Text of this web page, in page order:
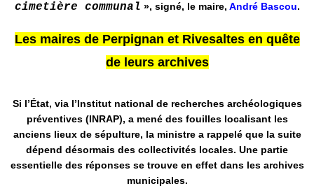
cimetière communal », signé, le maire, André Bascou.
Les maires de Perpignan et Rivesaltes en quête
de leurs archives
Si l’État, via l’Institut national de recherches archéologiques
préventives (INRAP), a mené des fouilles localisant les
anciens lieux de sépulture, la ministre a rappelé que la suite
dépend désormais des collectivités locales. Une partie
essentielle des réponses se trouve en effet dans les archives
municipales.